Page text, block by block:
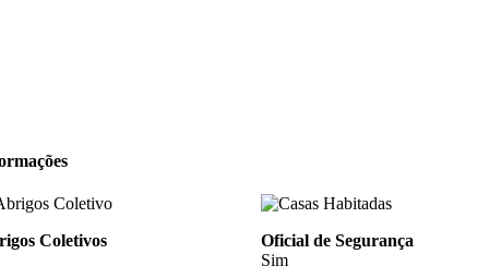
Coletivos
Oficial de Segurança
Sim